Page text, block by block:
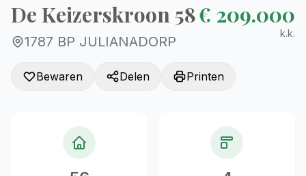
De Keizerskroon 58
1787 BP JULIANADORP
€ 209.000
k.k.
Bewaren Delen Printen